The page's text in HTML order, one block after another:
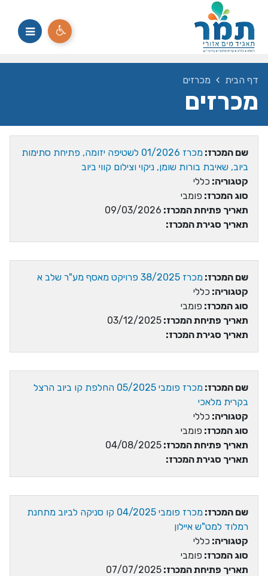
דף הבית מכרזים
מכרזים
שם המכרז:
מכרז 01/2026 לשטיפה יזומה, פתיחת סתימות
ביוב, שאיבת בורות שומן, ניקוי וצילום קווי ביוב
קטגוריה: כללי
סוג המכרז: פומבי
תאריך פתיחת המכרז: 09/03/2026
תאריך סגירת המכרז:
שם המכרז: מכרז 38/2025 פרויקט מאסף מע"ר שלב א
קטגוריה: כללי
סוג המכרז: פומבי
תאריך פתיחת המכרז: 03/12/2025
תאריך סגירת המכרז:
שם המכרז:
מכרז פומבי 05/2025 החלפת קו ביוב הרצל
בקרית מלאכי
קטגוריה: כללי
סוג המכרז: פומבי
תאריך פתיחת המכרז: 04/08/2025
תאריך סגירת המכרז:
שם המכרז:
מכרז פומבי 04/2025 קו סניקה לביוב מתחנת
רמלוד למט"ש איילון
קטגוריה: כללי
סוג המכרז: פומבי
תאריך פתיחת המכרז: 07/07/2025